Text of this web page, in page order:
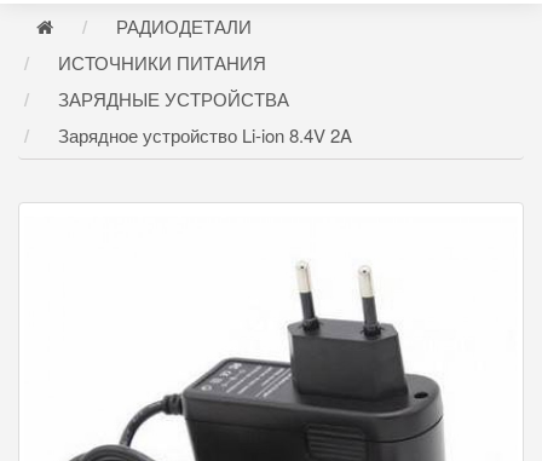
РАДИОДЕТАЛИ
ИСТОЧНИКИ ПИТАНИЯ
ЗАРЯДНЫЕ УСТРОЙСТВА
Зарядное устройство Li-ion 8.4V 2A